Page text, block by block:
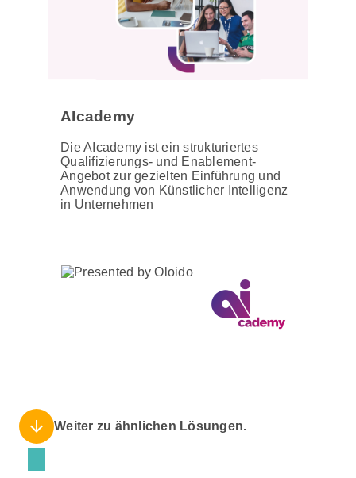
AIcademy
Die AIcademy ist ein strukturiertes
Qualifizierungs- und Enablement-
Angebot zur gezielten Einführung und
Anwendung von Künstlicher Intelligenz
in Unternehmen
arrow_downward Weiter zu ähnlichen Lösungen.